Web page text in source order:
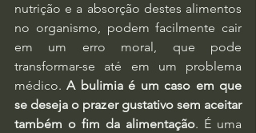
nutrição e a absorção destes alimentos
no organismo, podem facilmente cair
em um erro moral, que pode
transformar-se até em um problema
médico. A bulimia é um caso em que
se deseja o prazer gustativo sem aceitar
também o fim da alimentação. É uma